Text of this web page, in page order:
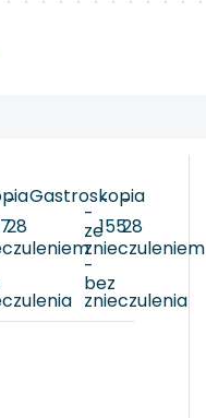
-
28
Gastroskopia
-
ze
znieczuleniem
-
bez
znieczulenia
-
155
-
28